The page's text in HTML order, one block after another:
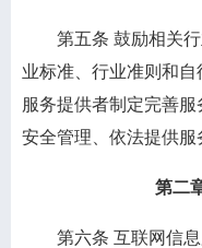
第五条 鼓励相关
业标准、行业准则和
服务提供者制定完善
安全管理、依法提供服
第二
第六条 互联网信